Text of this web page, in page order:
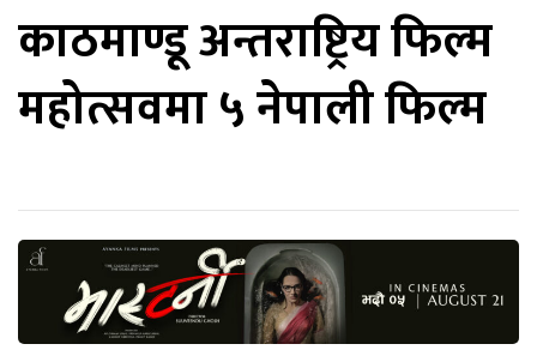
काठमाण्डू अन्तराष्ट्रिय फिल्म
महोत्सवमा ५ नेपाली फिल्म